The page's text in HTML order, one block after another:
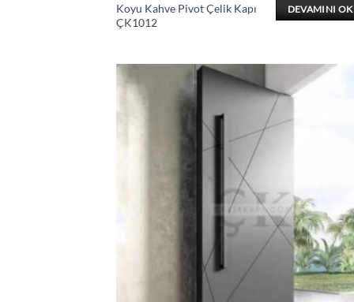
Koyu Kahve Pivot Çelik Kapı
ÇK1012
DEVAMINI